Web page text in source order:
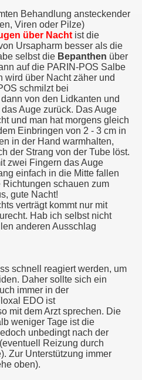
Behandlung ansteckender
Viren oder Pilze)
über Nacht ist die
Ursapharm besser als die
selbst die Bepanthen über
auf die PARIN-POS Salbe
wird über Nacht zäher und
schmilzt bei
von den Lidkanten und
Auge zurück. Das Auge
und man hat morgens gleich
Einbringen von 2 - 3 cm in
in der Hand warmhalten,
der Strang von der Tube löst.
zwei Fingern das Auge
einfach in die Mitte fallen
schauen zum
gute Nacht!
verträgt kommt nur mit
Hab ich selbst nicht
anderen Ausschlag
schnell reagiert werden, um
Daher sollte sich ein
immer in der
EDO ist
mit dem Arzt sprechen. Die
weniger Tage ist die
unbedingt nach der
Reizung durch
Zur Unterstützung immer
oben).